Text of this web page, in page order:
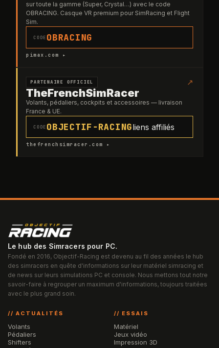
sur toute la gamme (Super, Crystal…) avec le code
OBRACING. Casque VR premium pour SimRacing et Flight
Sim.
CODE OBRACING
pimax.com ▸
PARTENAIRE OFFICIEL ↗
TheFrenchSimRacer
Volants, pédaliers, cockpits et accessoires — livraison
France & UE.
CODE OBJECTIF-RACINGliens affiliés
thefrenchsimracer.com ▸
Le hub des Simracers pour PC.
Fondé en 2016, Objectif-Racing est devenu au fil des années le hub
des simracers en quête d'informations sur leur matériel simracing et
de news sur leurs simulations PC et console. Nous mettons tout notre
savoir-faire à regrouper un maximum d'informations, toujours traitées
avec le plus grand soin.
// ACTUALITÉS
Volants
Pédaliers
Shifters
// ESSAIS
Matériel
Jeux vidéo
Impression 3D